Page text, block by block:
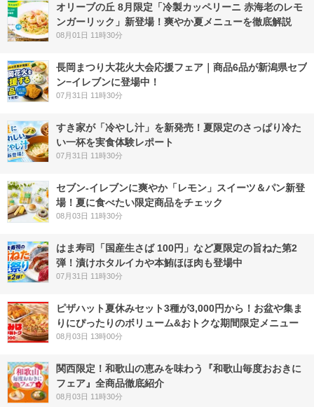
オリーブの丘 8月限定「冷製カッペリーニ 赤海老のレモ
ンガーリック」新登場！爽やか夏メニューを徹底解説
08月01日 11時30分
長岡まつり大花火大会応援フェア｜商品6品が新潟県セブ
ン−イレブンに登場中！
07月31日 11時30分
すき家が「冷やし汁」を新発売！夏限定のさっぱり冷た
い一杯を実食体験レポート
07月31日 11時30分
セブン‐イレブンに爽やか「レモン」スイーツ＆パン新登
場！夏に食べたい限定商品をチェック
08月03日 11時30分
はま寿司「国産生さば 100円」など夏限定の旨ねた第2
弾！漬けホタルイカや本鮪ほほ肉も登場中
07月31日 11時30分
ピザハット夏休みセット3種が3,000円から！お盆や集ま
りにぴったりのボリューム&おトクな期間限定メニュー
08月03日 13時00分
関西限定！和歌山の恵みを味わう『和歌山毎度おおきに
フェア』全商品徹底紹介
08月03日 11時30分